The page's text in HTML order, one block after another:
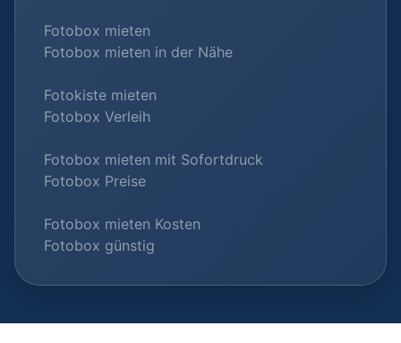
Fotobox mieten
Fotobox mieten in der Nähe
Fotokiste mieten
Fotobox Verleih
Fotobox mieten mit Sofortdruck
Fotobox Preise
Fotobox mieten Kosten
Fotobox günstig